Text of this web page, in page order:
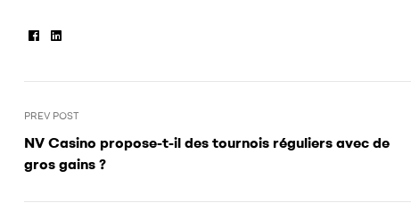
Facebook
Linkedin
PREV POST
NV Casino propose-t-il des tournois réguliers avec de
gros gains ?